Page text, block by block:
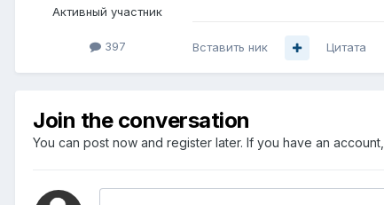
Активный участник
397 Вставить ник Цитата
Join the conversation
You can post now and register later. If you have an account,